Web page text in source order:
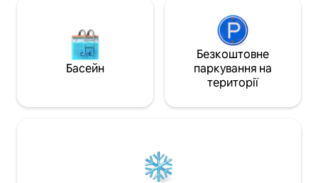
Басейн
Безкоштовне
паркування на
території